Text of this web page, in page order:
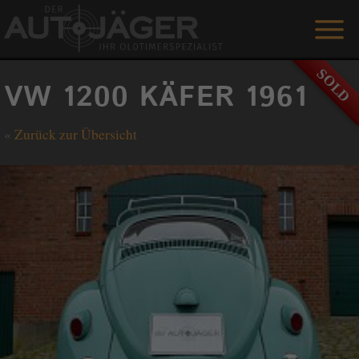
ANGEBOTE
DER AUTOJÄGER
GÄSTEBUCH
ENGLISH
0 1515 / 466 66 80
VW 1200 KÄFER 1961
« Zurück zur Übersicht